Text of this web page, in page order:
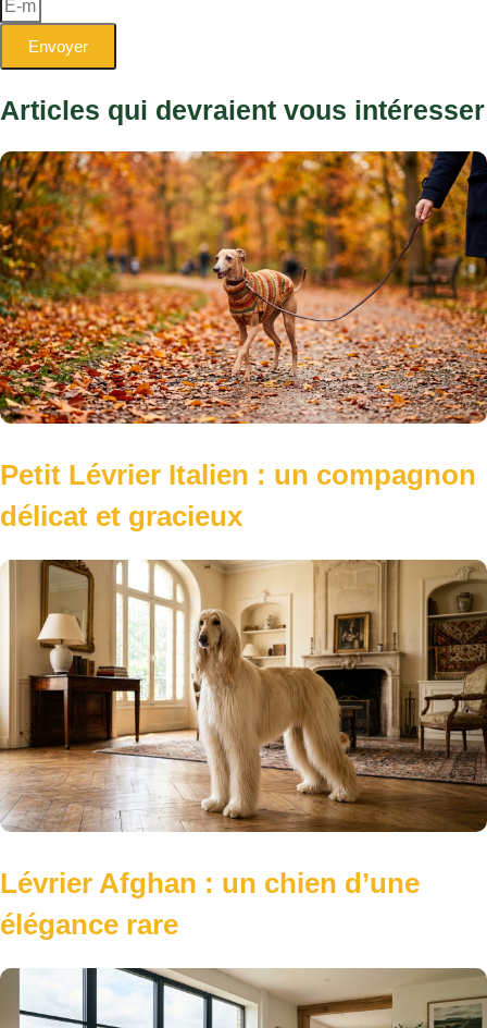
Petit Lévrier Italien : un compagnon
délicat et gracieux
Lévrier Afghan : un chien d’une
élégance rare